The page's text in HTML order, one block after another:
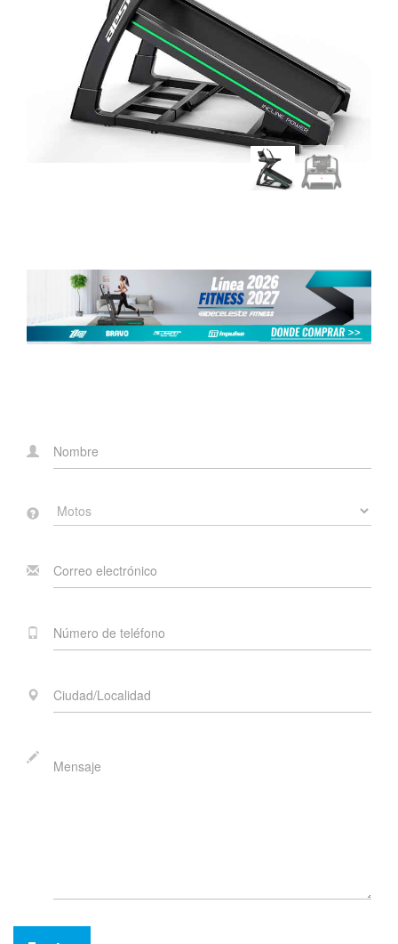
12km/h de 0 a 15% // 1-
22km/h de 16 a 25% //1-
8km/h de 26 a 42% // 1-
6km/h. Teclas rapidas en
consola y en manubrio de
velocidad e inclinación.
soporte. Bluetooth para
banda telemétrica.